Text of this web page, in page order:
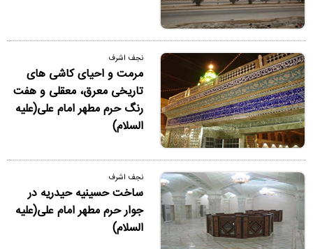
نجف اشرف
مرمت و احیای کاشی های
تاریخی معرق، معقلی و هفت
رنگ حرم مطهر امام علی(علیه
السلام)
نجف اشرف
ساخت حسینیه حیدریه در
جوار حرم مطهر امام علی(علیه
السلام)